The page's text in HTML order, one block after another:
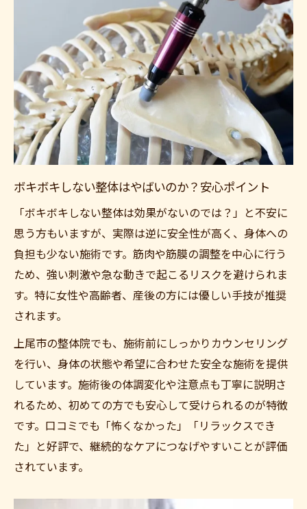
ボキボキしない整体はやばいのか？安心ポイント
「ボキボキしない整体は効果がないのでは？」と不安に
思う方もいますが、実際は逆に安全性が高く、身体への
負担も少ない施術です。筋肉や筋膜の調整を中心に行う
ため、強い刺激や急な動きで起こるリスクを避けられま
す。特に女性や高齢者、産後の方には優しい手技が推奨
されます。
上尾市の整体院でも、施術前にしっかりカウンセリング
を行い、身体の状態や希望に合わせた安全な施術を提供
しています。施術後の体調変化や注意点も丁寧に説明さ
れるため、初めての方でも安心して受けられるのが特徴
です。口コミでも「怖くなかった」「リラックスでき
た」と好評で、継続的なケアにつなげやすいことが評価
されています。